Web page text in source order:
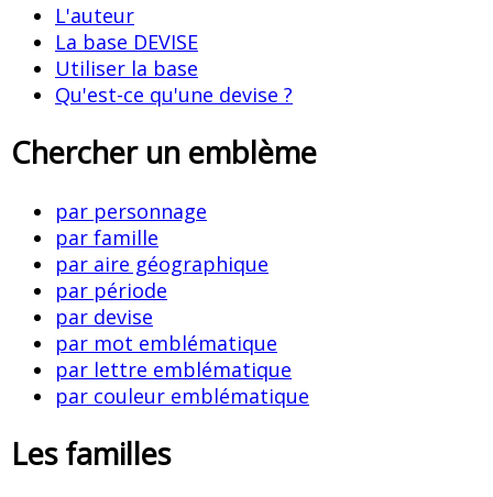
L'auteur
La base DEVISE
Utiliser la base
Qu'est-ce qu'une devise ?
Chercher un emblème
par personnage
par famille
par aire géographique
par période
par devise
par mot emblématique
par lettre emblématique
par couleur emblématique
Les familles